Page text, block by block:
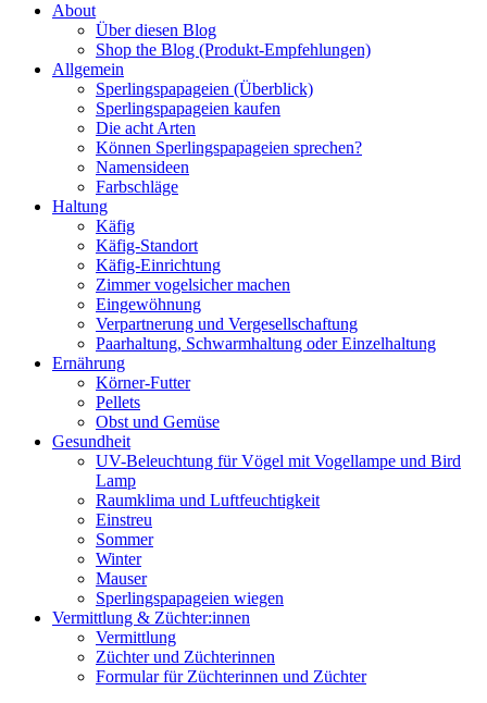
About
Über diesen Blog
Shop the Blog (Produkt-Empfehlungen)
Allgemein
Sperlingspapageien (Überblick)
Sperlingspapageien kaufen
Die acht Arten
Können Sperlingspapageien sprechen?
Namensideen
Farbschläge
Haltung
Käfig
Käfig-Standort
Käfig-Einrichtung
Zimmer vogelsicher machen
Eingewöhnung
Verpartnerung und Vergesellschaftung
Paarhaltung, Schwarmhaltung oder Einzelhaltung
Ernährung
Körner-Futter
Pellets
Obst und Gemüse
Gesundheit
UV-Beleuchtung für Vögel mit Vogellampe und Bird
Lamp
Raumklima und Luftfeuchtigkeit
Einstreu
Sommer
Winter
Mauser
Sperlingspapageien wiegen
Vermittlung & Züchter:innen
Vermittlung
Züchter und Züchterinnen
Formular für Züchterinnen und Züchter